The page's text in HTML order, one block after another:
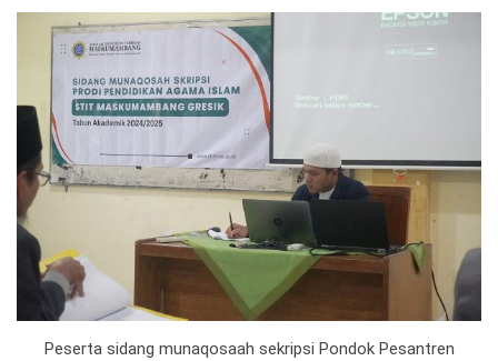
Peserta sidang munaqosaah sekripsi Pondok Pesantren